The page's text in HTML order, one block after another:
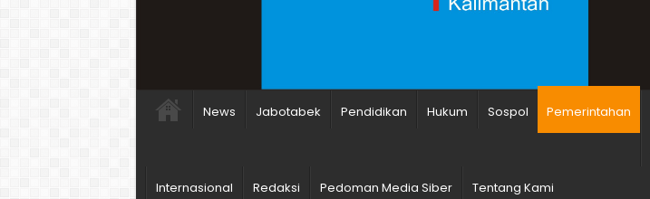
News Jabotabek Pendidikan Hukum Sospol Pemerintahan
Internasional Redaksi Pedoman Media Siber Tentang Kami